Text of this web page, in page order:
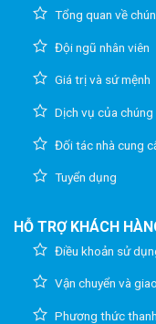
Tổng quan về
Đội ngũ nhân viên
Giá trị và sứ mệnh
Dịch vụ của
Đối tác nhà cung
Tuyển dụng
HỖ TRỢ KHÁCH
Điều khoản sử
Vận chuyển và
Phương thức